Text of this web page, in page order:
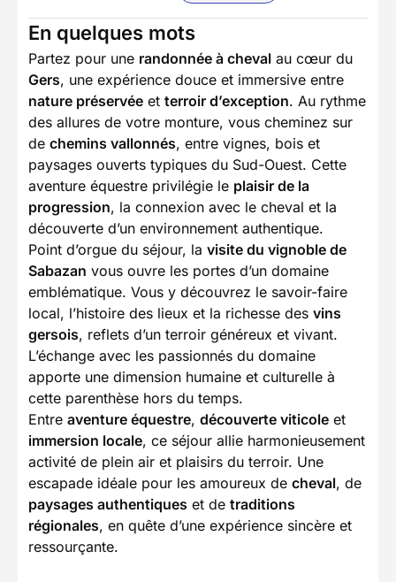
En quelques mots
Partez pour une randonnée à cheval au cœur du
Gers, une expérience douce et immersive entre
nature préservée et terroir d’exception. Au rythme
des allures de votre monture, vous cheminez sur
de chemins vallonnés, entre vignes, bois et
paysages ouverts typiques du Sud-Ouest. Cette
aventure équestre privilégie le plaisir de la
progression, la connexion avec le cheval et la
découverte d’un environnement authentique.
Point d’orgue du séjour, la visite du vignoble de
Sabazan vous ouvre les portes d’un domaine
emblématique. Vous y découvrez le savoir-faire
local, l’histoire des lieux et la richesse des vins
gersois, reflets d’un terroir généreux et vivant.
L’échange avec les passionnés du domaine
apporte une dimension humaine et culturelle à
cette parenthèse hors du temps.
Entre aventure équestre, découverte viticole et
immersion locale, ce séjour allie harmonieusement
activité de plein air et plaisirs du terroir. Une
escapade idéale pour les amoureux de cheval, de
paysages authentiques et de traditions
régionales, en quête d’une expérience sincère et
ressourçante.